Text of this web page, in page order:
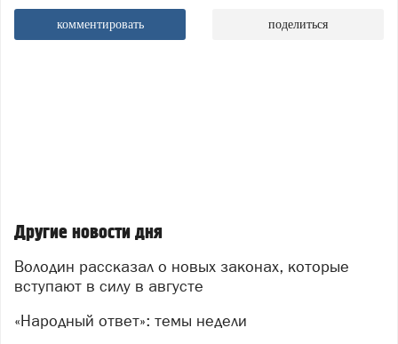
комментировать поделиться
Другие новости дня
Володин рассказал о новых законах, которые
вступают в силу в августе
«Народный ответ»: темы недели